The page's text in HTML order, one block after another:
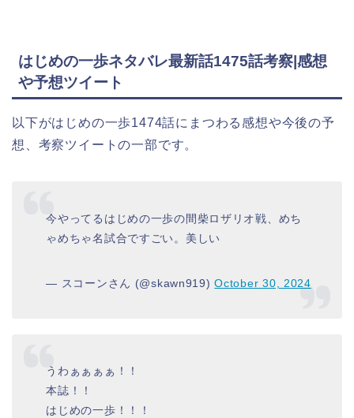
はじめの一歩ネタバレ最新話1475話考察|感想
や予想ツイート
以下がはじめの一歩1474話にまつわる感想や今後の予
想、考察ツイートの一部です。
今やってるはじめの一歩の間柴ロザリオ戦、めち
ゃめちゃ名試合ですごい。美しい
— スコーンさん (@skawn919)October 30, 2024
うわぁぁぁぁ！！
本誌！！
はじめの一歩！！！